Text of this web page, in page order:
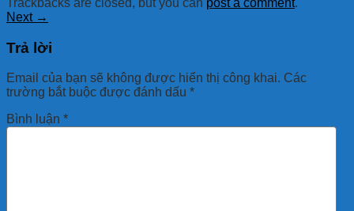
Share
Next →
Trả lời
Email của bạn sẽ không được hiển thị công khai. Các
trường bắt buộc được đánh dấu *
Bình luận *